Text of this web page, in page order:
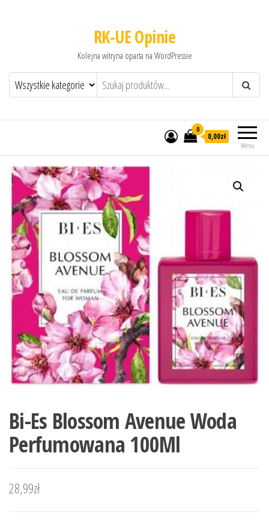
RK-UE Opinie
Kolejna witryna oparta na WordPressie
Menu
0
0,00zł
Bi-Es Blossom Avenue Woda
Perfumowana 100Ml
28,99zł